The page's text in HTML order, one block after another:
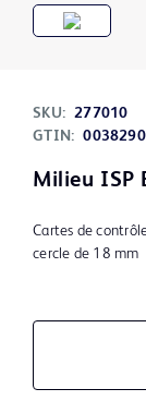
SKU: 277010
GTIN:
Milieu ISP
Cartes de
cercle de 18 mm